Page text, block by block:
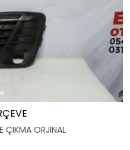
ÇIKMA ORJİNAL